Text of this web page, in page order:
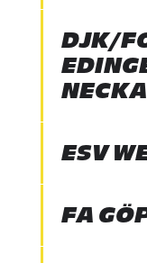
DJK/
ESV
FA